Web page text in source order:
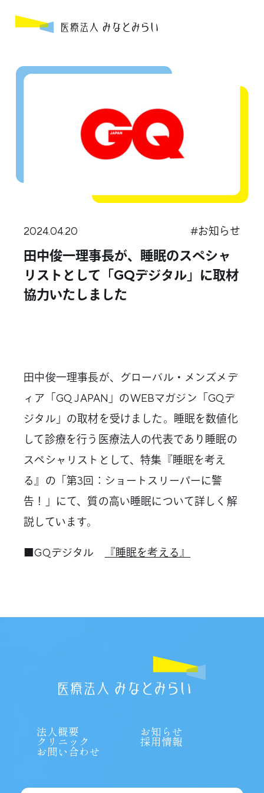
Hospitals & Facilities
Recruit
採用情報
Contact
2024.04.20 #お知らせ
田中俊一理事長が、睡眠のスペシャ
リストとして「GQデジタル」に取材
協力いたしました
田中俊一理事長が、グローバル・メンズメデ
ィア「GQ JAPAN」のWEBマガジン「GQデ
ジタル」の取材を受けました。睡眠を数値化
して診療を行う医療法人の代表であり睡眠の
スペシャリストとして、特集『睡眠を考え
る』の「第3回：ショートスリーパーに警
告！」にて、質の高い睡眠について詳しく解
説しています。
■GQデジタル 『睡眠を考える』
法人概要 お知らせ
クリニック 採用情報
お問い合わせ